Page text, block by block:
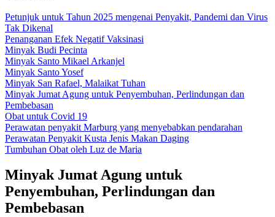
Petunjuk untuk Tahun 2025 mengenai Penyakit, Pandemi dan Virus
Tak Dikenal
Penanganan Efek Negatif Vaksinasi
Minyak Budi Pecinta
Minyak Santo Mikael Arkanjel
Minyak Santo Yosef
Minyak San Rafael, Malaikat Tuhan
Minyak Jumat Agung untuk Penyembuhan, Perlindungan dan
Pembebasan
Obat untuk Covid 19
Perawatan penyakit Marburg yang menyebabkan pendarahan
Perawatan Penyakit Kusta Jenis Makan Daging
Tumbuhan Obat oleh Luz de Maria
Minyak Jumat Agung untuk
Penyembuhan, Perlindungan dan
Pembebasan